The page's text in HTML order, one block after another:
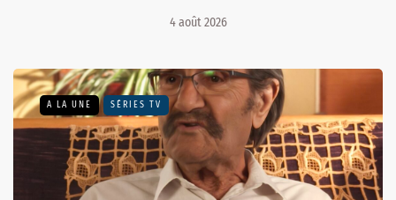
4 août 2026
A LA UNE SÉRIES TV